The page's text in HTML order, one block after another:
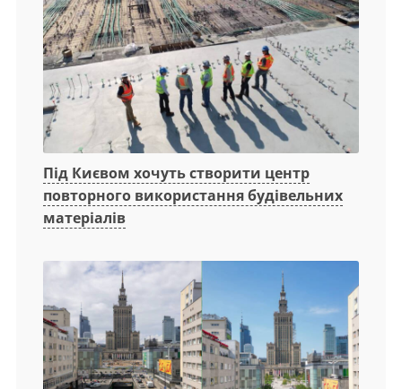
Під Києвом хочуть створити центр
повторного використання будівельних
матеріалів